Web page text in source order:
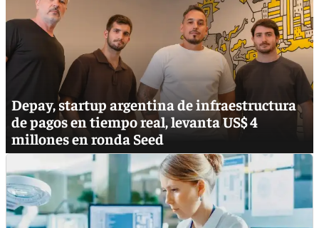
Depay, startup argentina de infraestructura
de pagos en tiempo real, levanta US$ 4
millones en ronda Seed